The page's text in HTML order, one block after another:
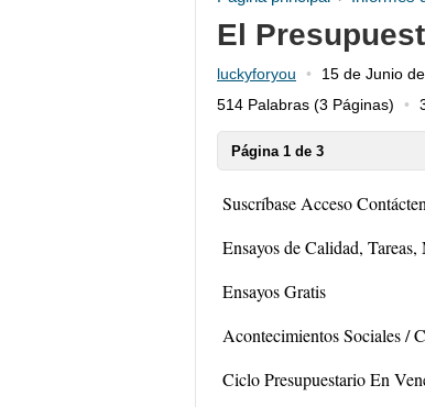
El
luckyforyou
15 de Junio
514 Palabras (3 Páginas)
Página 1 de 3
Suscríbase Acceso
Ensayos de Calidad,
Ensayos Gratis
Acontecimientos Sociales /
Ciclo Presupuestario En